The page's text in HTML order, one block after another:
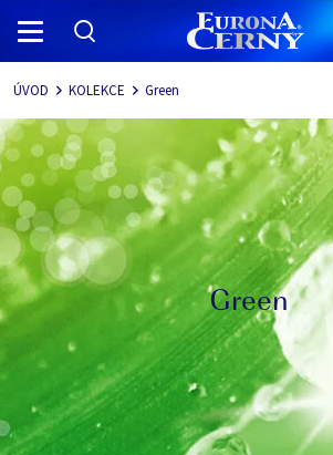
Navigace
ÚVOD KOLEKCE Green
Green